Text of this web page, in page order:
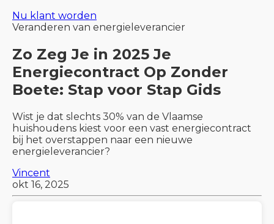
Nu klant worden
Veranderen van energieleverancier
Zo Zeg Je in 2025 Je
Energiecontract Op Zonder
Boete: Stap voor Stap Gids
Wist je dat slechts 30% van de Vlaamse
huishoudens kiest voor een vast energiecontract
bij het overstappen naar een nieuwe
energieleverancier?
Vincent
okt 16, 2025